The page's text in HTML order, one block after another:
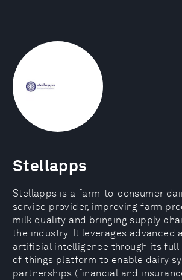
Stellapps
Stellapps is a farm-to-consumer
service provider, improving farm
milk quality and bringing supply
the industry. It leverages advanced
artificial intelligence through its
of things platform to enable dairy
partnerships (financial and